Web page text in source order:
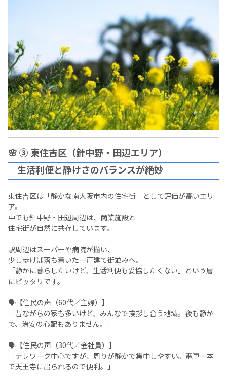
🌸 ③ 東住吉区（針中野・田辺エリア）
｜生活利便と静けさのバランスが絶妙
東住吉区は「静かな南大阪市内の住宅街」として評価が高いエリ
ア。
中でも針中野・田辺周辺は、商業施設と
住宅街が自然に共存しています。
駅周辺はスーパーや病院が揃い、
少し歩けば落ち着いた一戸建て街並みへ。
「静かに暮らしたいけど、生活利便も妥協したくない」という層
にピッタリです。
🗣️【住民の声（60代／主婦）】
「昔ながらの家も多いけど、みんなで挨拶し合う地域。夜も静か
で、治安の心配もありません。」
🗣️【住民の声（30代／会社員）】
「テレワーク中心ですが、周りが静かで集中しやすい。電車一本
で天王寺に出られるので便利。」